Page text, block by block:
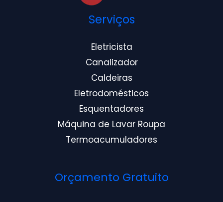
Serviços
Eletricista
Canalizador
Caldeiras
Eletrodomésticos
Esquentadores
Máquina de Lavar Roupa
Termoacumuladores
Orçamento Gratuito